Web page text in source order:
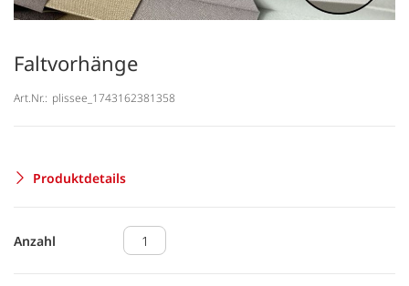
Faltvorhänge
Art.Nr.: plissee_1743162381358
Produktdetails
Anzahl